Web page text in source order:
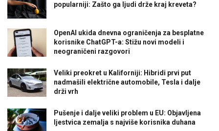
popularniji: Zašto ga ljudi drže kraj kreveta?
OpenAI ukida dnevna ograničenja za besplatne
korisnike ChatGPT-a: Stižu novi modeli i
neograničeni razgovori
Veliki preokret u Kaliforniji: Hibridi prvi put
nadmašili električne automobile, Tesla i dalje
drži vrh
Pušenje i dalje veliki problem u EU: Objavljena
ljestvica zemalja s najviše korisnika duhana